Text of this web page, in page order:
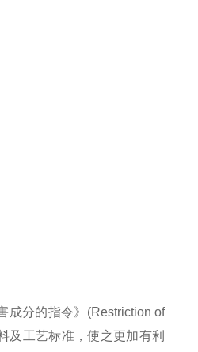
成分的指令》(Restriction of
及 工艺标准 ，使之更加有利